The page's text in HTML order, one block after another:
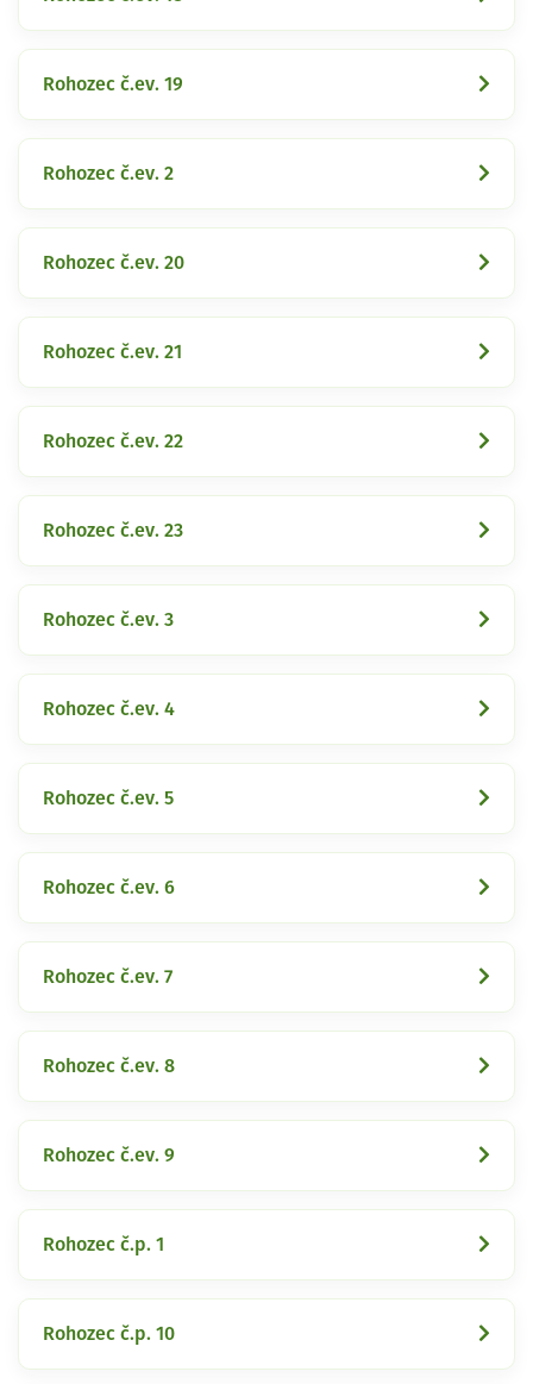
Rohozec č.ev. 19
Rohozec č.ev. 2
Rohozec č.ev. 20
Rohozec č.ev. 21
Rohozec č.ev. 22
Rohozec č.ev. 23
Rohozec č.ev. 3
Rohozec č.ev. 4
Rohozec č.ev. 5
Rohozec č.ev. 6
Rohozec č.ev. 7
Rohozec č.ev. 8
Rohozec č.ev. 9
Rohozec č.p. 1
Rohozec č.p. 10